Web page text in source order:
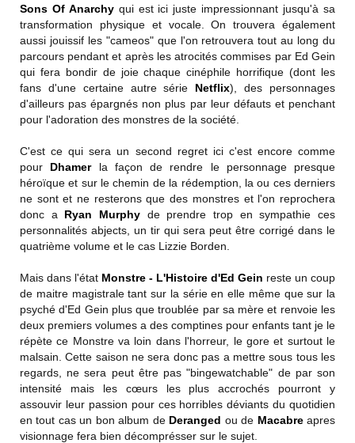
Sons Of Anarchyqui est ici juste impressionnant jusqu'à sa
transformation physique et vocale. On trouvera également
aussi jouissif les "cameos" que l'on retrouvera tout au long du
parcours pendant et après les atrocités commises par Ed Gein
qui fera bondir de joie chaque cinéphile horrifique (dont les
fans d'une certaine autre série Netflix), des personnages
d'ailleurs pas épargnés non plus par leur défauts et penchant
pour l'adoration des monstres de la société.
C'est ce qui sera un second regret ici c'est encore comme
pour Dhamerla façon de rendre le personnage presque
héroïque et sur le chemin de la rédemption, la ou ces derniers
ne sont et ne resterons que des monstres et l'on reprochera
donc a Ryan Murphy de prendre trop en sympathie ces
personnalités abjects, un tir qui sera peut être corrigé dans le
quatrième volume et le cas Lizzie Borden.
Mais dans l'état Monstre - L'Histoire d'Ed Gein reste un coup
de maitre magistrale tant sur la série en elle même que sur la
psyché d'Ed Gein plus que troublée par sa mère et renvoie les
deux premiers volumes a des comptines pour enfants tant je le
répète ce Monstre va loin dans l'horreur, le gore et surtout le
malsain. Cette saison ne sera donc pas a mettre sous tous les
regards, ne sera peut être pas "bingewatchable" de par son
intensité mais les cœurs les plus accrochés pourront y
assouvir leur passion pour ces horribles déviants du quotidien
en tout cas un bon album de Deranged ou de Macabreapres
visionnage fera bien décomprésser sur le sujet.